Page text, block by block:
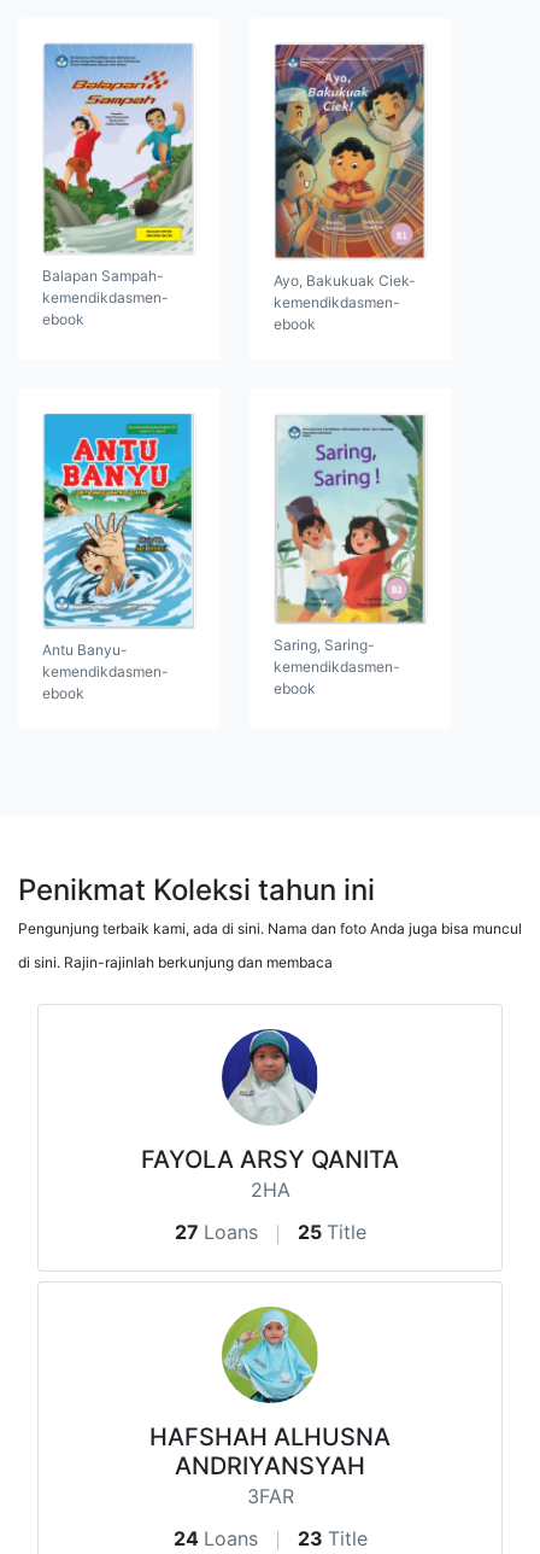
Balapan Sampah-
kemendikdasmen-
ebook
Ayo, Bakukuak Ciek-
kemendikdasmen-
ebook
Antu Banyu-
kemendikdasmen-
ebook
Saring, Saring-
kemendikdasmen-
ebook
Penikmat Koleksi tahun ini
Pengunjung terbaik kami, ada di sini. Nama dan foto Anda juga bisa muncul
di sini. Rajin-rajinlah berkunjung dan membaca
FAYOLA ARSY QANITA
2HA
27 Loans 25 Title
HAFSHAH ALHUSNA
ANDRIYANSYAH
3FAR
24 Loans 23 Title